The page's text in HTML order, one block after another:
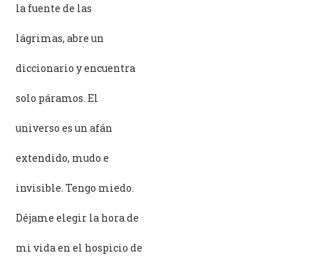
la fuente de las
lágrimas, abre un
diccionario y encuentra
solo páramos. El
universo es un afán
extendido, mudo e
invisible. Tengo miedo.
Déjame elegir la hora de
mi vida en el hospicio de